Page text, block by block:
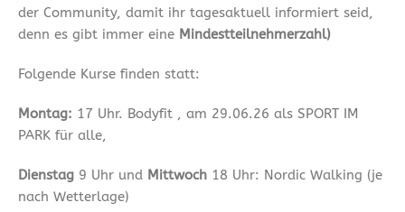
der Community, damit ihr tagesaktuell informiert seid,
denn es gibt immer eine Mindestteilnehmerzahl)
Folgende Kurse finden statt:
Montag: 17 Uhr. Bodyfit , am 29.06.26 als SPORT IM
PARK für alle,
Dienstag 9 Uhr und Mittwoch 18 Uhr: Nordic Walking (je
nach Wetterlage)